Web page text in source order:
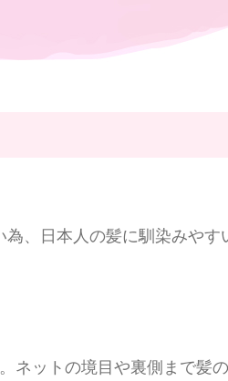
、日本人の髪に馴染みや
ットの境目や裏側まで髪